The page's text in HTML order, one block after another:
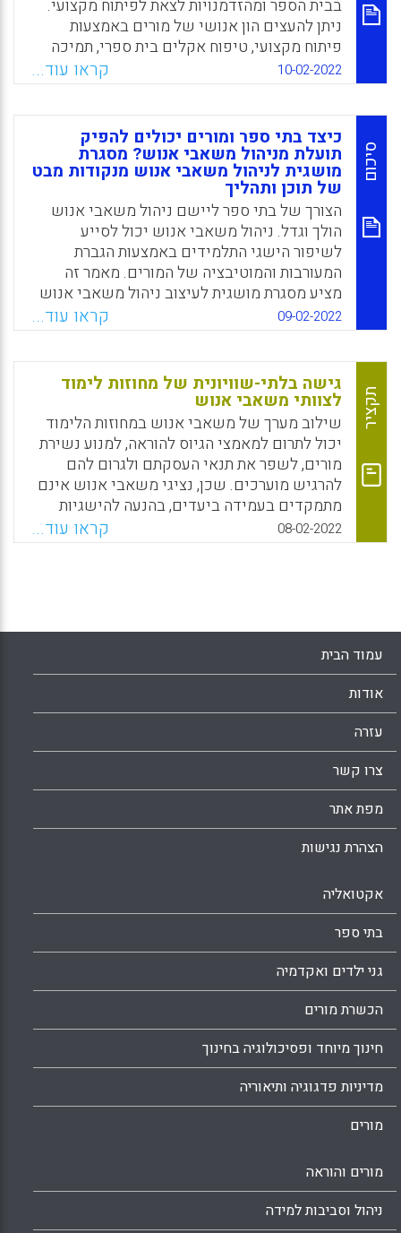
בבית הספר ומהזדמנויות לצאת לפיתוח מקצועי.
ניתן להעצים הון אנושי של מורים באמצעות
פיתוח מקצועי, טיפוח אקלים בית ספרי, תמיכה
מדרגי הפיקוח, הזרמת תקציבים, הגדלת ההיצע
של המועמדים להוראה ופיקוח על מחלקות
ומוסדות ההכשרה האקדמיים. בכוחו של מנהל
בית הספר לטפח הון אנושי של מורים באמצעות
הקרנת תחושת אכפתיות ויצירת אקלים נוח להביע
דעות, לנסות, לחדש ולטעות. בנוסף, כדי לטפח את
פוטנציאל ההון האנושי של המורים, על מנהל בית
הספר להגדיר מראש את ציפיותיו, להציג חזון,
לסמוך על מורים ביישוב בעיות משמעת ולוודא כי
סגל המורים ממשיך להתמקצע ולחדד מיומנויות.
WhatsApp
Facebook
Email
X
10-02-2022 קראו עוד...
סיכום
כיצד בתי ספר ומורים יכולים להפיק
תועלת מניהול משאבי אנוש? מסגרת
מושגית לניהול משאבי אנוש מנקודות מבט
של תוכן ותהליך
הצורך של בתי ספר ליישם ניהול משאבי אנוש
הולך וגדל. ניהול משאבי אנוש יכול לסייע
לשיפור הישגי התלמידים באמצעות הגברת
המעורבות והמוטיבציה של המורים. מאמר זה
מציע מסגרת מושגית לעיצוב ניהול משאבי אנוש
בבתי ספר שיסייע ביצירת כוח עבודה איכותי
ומחויב של מורים. המאמר מתמקד בגישת
המחויבות לניהול משאבי אנוש ומציע פרקטיקות
שעשויות לתרום ליצירה של כוח עבודה של מורים
מוכשר ומחויב וכן מצביע על תהליכים ליצירת
סביבה מיטבית שבה ניהול משאבי אנוש עשוי
להוביל לתוצאות רצויות.
WhatsApp
Facebook
Email
X
09-02-2022 קראו עוד...
תקציר
גישה בלתי-שוויונית של מחוזות לימוד
לצוותי משאבי אנוש
שילוב מערך של משאבי אנוש במחוזות הלימוד
יכול לתרום למאמצי הגיוס להוראה, למנוע נשירת
מורים, לשפר את תנאי העסקתם ולגרום להם
להרגיש מוערכים. שכן, נציגי משאבי אנוש אינם
מתמקדים בעמידה ביעדים, בהנעה להישגיות
ובמרדף אחר ציונים. אלא, הם דואגים לרווחת
העובדים, מבקשים לתגמל אותם, מעודדים את
WhatsApp
Facebook
Email
X
08-02-2022 קראו עוד...
עמוד הבית
אודות
עזרה
צרו קשר
מפת אתר
הצהרת נגישות
אקטואליה
בתי ספר
גני ילדים ואקדמיה
הכשרת מורים
חינוך מיוחד ופסיכולוגיה בחינוך
מדיניות פדגוגיה ותיאוריה
מורים
מורים והוראה
ניהול וסביבות למידה